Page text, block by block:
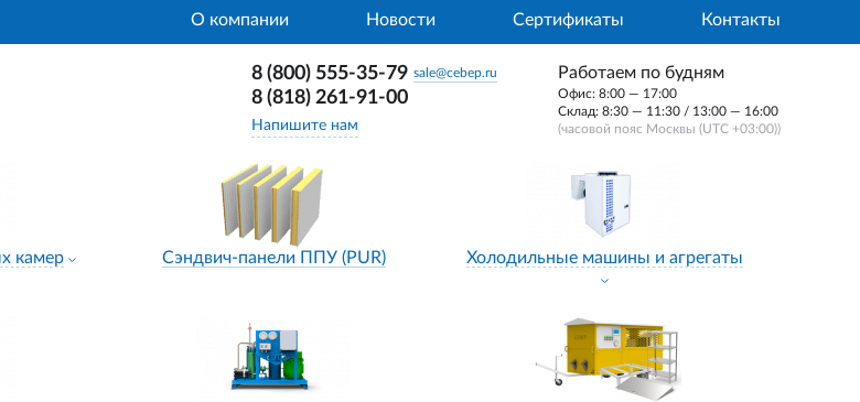
О компании Новости Сертификаты Контакты
8 (800) 555-35-79 sale@cebep.ru
8 (818) 261-91-00
Напишите нам
Работаем по будням
Офис: 8:00 — 17:00
Склад: 8:30 — 11:30 / 13:00 — 16:00
(часовой пояс Москвы (UTC +03:00))
камер Сэндвич-панели ППУ (PUR) Холодильные машины и агрегаты